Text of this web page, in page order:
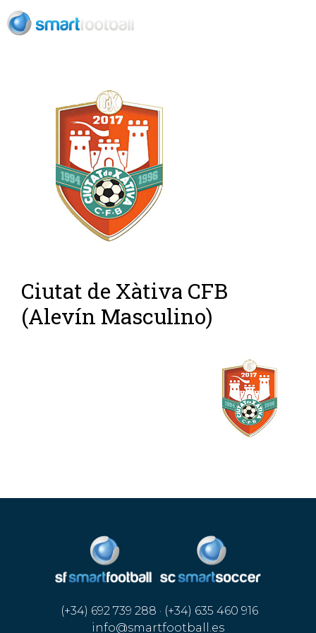
Ciutat de Xàtiva CFB
(Alevín Masculino)
(+34) 692 739 288 · (+34) 635 460 916
info@smartfootball.es